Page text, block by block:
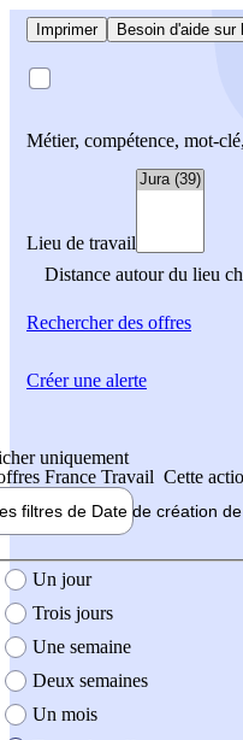
Imprimer Besoin d'aide sur
Métier, compétence, mot-
Lieu de travail
Distance autour du lieu
Rechercherdes offres
uniquement
France Travail Cette
filtres de Date de création
création de l'offre
Un jour
Trois jours
Une semaine
Deux semaines
Un mois
Créer une alerte